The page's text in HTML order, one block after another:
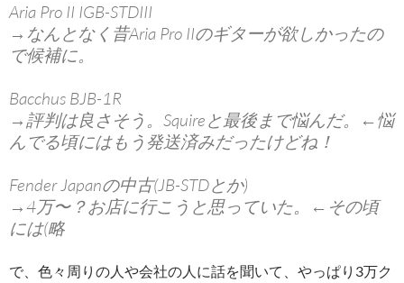
Aria Pro II IGB-STDIII
→なんとなく昔Aria Pro IIのギターが欲しかったの
で候補に。
Bacchus BJB-1R
→評判は良さそう。Squireと最後まで悩んだ。←悩
んでる頃にはもう発送済みだったけどね！
Fender Japanの中古(JB-STDとか)
→4万〜？お店に行こうと思っていた。←その頃
には(略
で、色々周りの人や会社の人に話を聞いて、やっぱり3万ク